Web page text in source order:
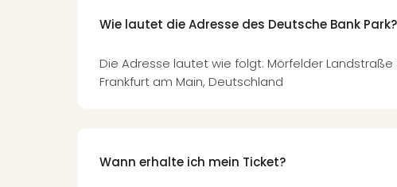
Wie lautet die Adresse des Deutsche Bank Park?
Die Adresse lautet wie folgt: Mörfelder Landstraße
Frankfurt am Main, Deutschland
Wann erhalte ich mein Ticket?